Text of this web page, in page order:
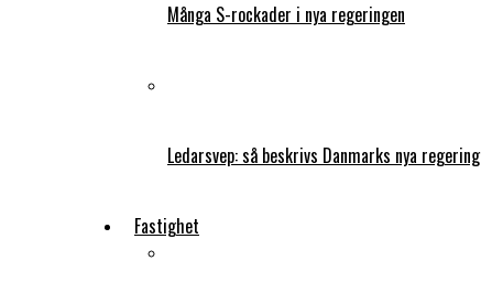
Många S-rockader i nya regeringen
Ledarsvep: så beskrivs Danmarks nya regering
Fastighet